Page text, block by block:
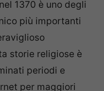
1370 è uno degli
più importanti
storie religiose è
periodi e
per maggiori